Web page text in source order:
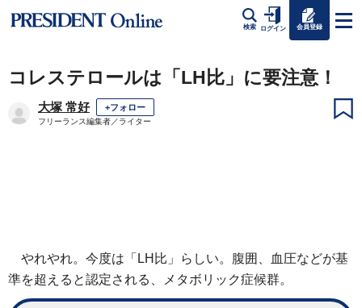
検索 ログイン 会員登録
コレステロールは「LH比」に要注意！
大塚 常好 +フォロー
フリーランス編集者／ライター
やれやれ。今度は「LH比」らしい。腹囲、血圧などが基
準を超えると認定される、メタボリック症候群。